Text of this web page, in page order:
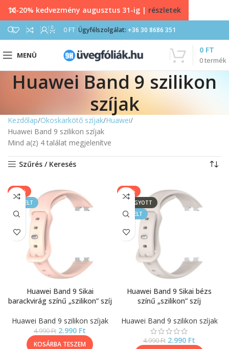
0 0 FT Ügyfélszolgálat: +36 30 8686 351
MENÜ
0termék
0 FT
Huawei Band 9 szilikon
szíjak
Kezdőlap Okoskarkötő szíjak Huawei
Huawei Band 9 szilikon szíjak
Mind a(z) 4 találat megjelenítve
Szűrés / Keresés
-40%
KIEMELT
Huawei Band 9 Sikai
barackvirág színű „szilikon” szíj
Huawei Band 9 szilikon szíjak
4.990Ft 2.990 Ft
KOSÁRBA TESZEM
-40%
ELFOGYOTT
KIEMELT
Huawei Band 9 Sikai bézs
színű „szilikon” szíj
Huawei Band 9 szilikon szíjak
4.990Ft 2.990 Ft
10-20% kedvezmény augusztus 31-ig | részletek